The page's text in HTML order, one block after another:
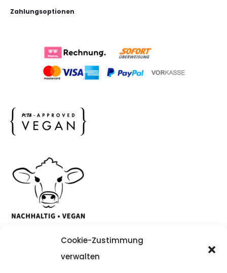
Cookie-Zustimmung
verwalten
Zahlungsoptionen